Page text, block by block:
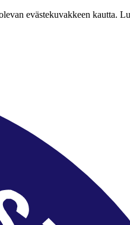
evästekuvakkeen kautta.